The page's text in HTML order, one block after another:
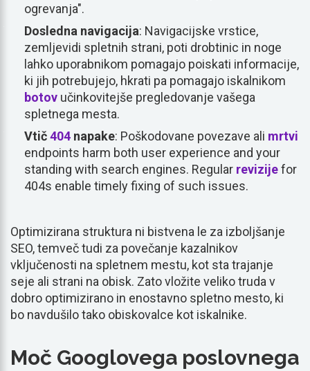
ogrevanja".
Dosledna navigacija: Navigacijske vrstice,
zemljevidi spletnih strani, poti drobtinic in noge
lahko uporabnikom pomagajo poiskati informacije,
ki jih potrebujejo, hkrati pa pomagajo iskalnikom
botov učinkovitejše pregledovanje vašega
spletnega mesta.
Vtič404 napake: Poškodovane povezave ali mrtvi
endpoints harm both user experience and your
standing with search engines. Regular revizijefor
404s enable timely fixing of such issues.
Optimizirana struktura ni bistvena le za izboljšanje
SEO, temveč tudi za povečanje kazalnikov
vključenosti na spletnem mestu, kot sta trajanje
seje ali strani na obisk. Zato vložite veliko truda v
dobro optimizirano in enostavno spletno mesto, ki
bo navdušilo tako obiskovalce kot iskalnike.
Moč Googlovega poslovnega